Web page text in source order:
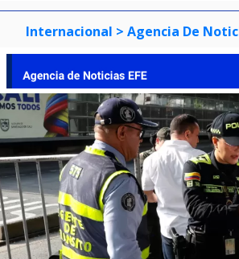
Internacional > Agencia De